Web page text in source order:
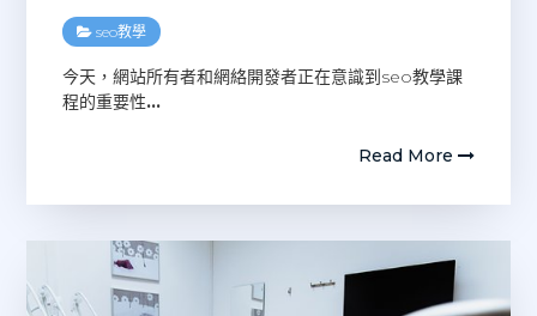
seo教學
今天，網站所有者和網絡開發者正在意識到seo教學課
程的重要性…
Read More